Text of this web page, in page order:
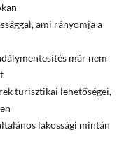
ami rányomja a
már nem
turisztikai lehetőségei,
lakossági mintán